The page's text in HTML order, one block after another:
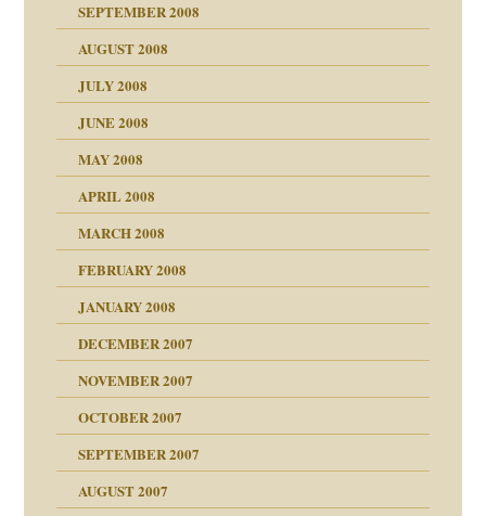
SEPTEMBER 2008
AUGUST 2008
JULY 2008
Juni 2008
JUNE 2008
und Staat
MAY 2008
APRIL 2008
MARCH 2008
FEBRUARY 2008
JANUARY 2008
DECEMBER 2007
NOVEMBER 2007
OCTOBER 2007
SEPTEMBER 2007
AUGUST 2007